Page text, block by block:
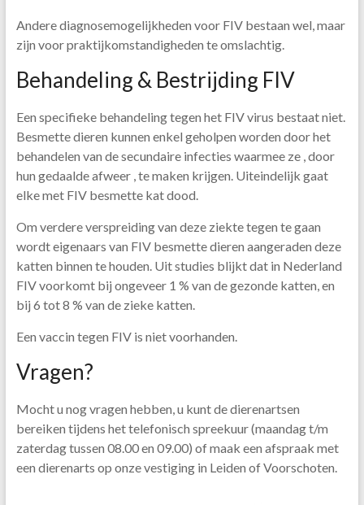
Andere diagnosemogelijkheden voor FIV bestaan wel, maar
zijn voor praktijkomstandigheden te omslachtig.
Behandeling & Bestrijding FIV
Een specifieke behandeling tegen het FIV virus bestaat niet.
Besmette dieren kunnen enkel geholpen worden door het
behandelen van de secundaire infecties waarmee ze , door
hun gedaalde afweer , te maken krijgen. Uiteindelijk gaat
elke met FIV besmette kat dood.
Om verdere verspreiding van deze ziekte tegen te gaan
wordt eigenaars van FIV besmette dieren aangeraden deze
katten binnen te houden. Uit studies blijkt dat in Nederland
FIV voorkomt bij ongeveer 1 % van de gezonde katten, en
bij 6 tot 8 % van de zieke katten.
Een vaccin tegen FIV is niet voorhanden.
Vragen?
Mocht u nog vragen hebben, u kunt de dierenartsen
bereiken tijdens het telefonisch spreekuur (maandag t/m
zaterdag tussen 08.00 en 09.00) of maak een afspraak met
een dierenarts op onze vestiging in Leiden of Voorschoten.